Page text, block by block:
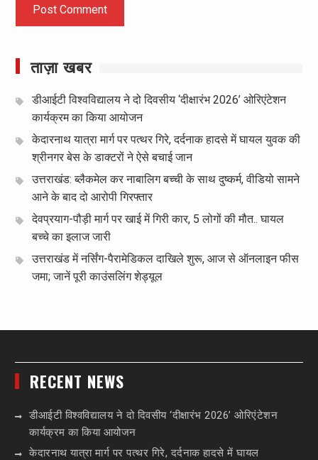
ताज़ा खबर
डीआईटी विश्वविद्यालय ने दो दिवसीय ‘दीक्षारंभ 2026’ ओरिएंटेशन
कार्यक्रम का किया आयोजन
केदारनाथ यात्रा मार्ग पर पत्थर गिरे, दर्दनाक हादसे में घायल युवक की
श्रीनगर बेस के डाक्टरों ने ऐसे बचाई जान
उत्तराखंड: ब्लैकमेल कर नाबालिग बच्ची के साथ दुष्कर्म, वीडियो सामने
आने के बाद दो आरोपी गिरफ्तार
देवप्रयाग-पौड़ी मार्ग पर खाई में गिरी कार, 5 लोगों की मौत.. घायल
बच्चे का इलाज जारी
उत्तराखंड में नर्सिंग-पैरामेडिकल दाखिले शुरू, आज से ऑनलाइन फीस
जमा; जानें पूरी काउंसलिंग शेड्यूल
RECENT NEWS
डीआईटी विश्वविद्यालय ने दो दिवसीय ‘दीक्षारंभ 2026’ ओरिएंटेशन
कार्यक्रम का किया आयोजन
केदारनाथ यात्रा मार्ग पर पत्थर गिरे, दर्दनाक हादसे में घायल